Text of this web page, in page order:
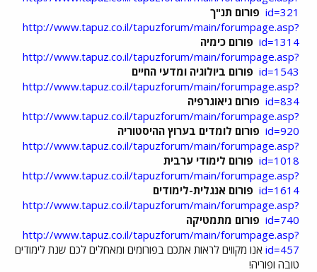
id=321 פורום תנ"ך
http://www.tapuz.co.il/tapuzforum/main/forumpage.asp?
id=1314 פורום כימיה
http://www.tapuz.co.il/tapuzforum/main/forumpage.asp?
id=1543 פורום ביולוגיה ומדעי החיים
http://www.tapuz.co.il/tapuzforum/main/forumpage.asp?
id=834 פורום גיאוגרפיה
http://www.tapuz.co.il/tapuzforum/main/forumpage.asp?
id=920 פורום לומדים בערוץ ההיסטוריה
http://www.tapuz.co.il/tapuzforum/main/forumpage.asp?
id=1018 פורום לימודי ערבית
http://www.tapuz.co.il/tapuzforum/main/forumpage.asp?
id=1614 פורום אנגלית-לימודים
http://www.tapuz.co.il/tapuzforum/main/forumpage.asp?
id=740 פורום מתמטיקה
http://www.tapuz.co.il/tapuzforum/main/forumpage.asp?
id=457 אנו מקווים לראות אתכם בפורומים ומאחלים לכם שנת לימודים
טובה ופוריה!